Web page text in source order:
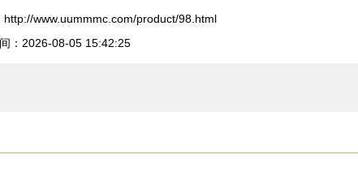
http://www.uummmc.com/product/98.html
：2026-08-05 15:42:25